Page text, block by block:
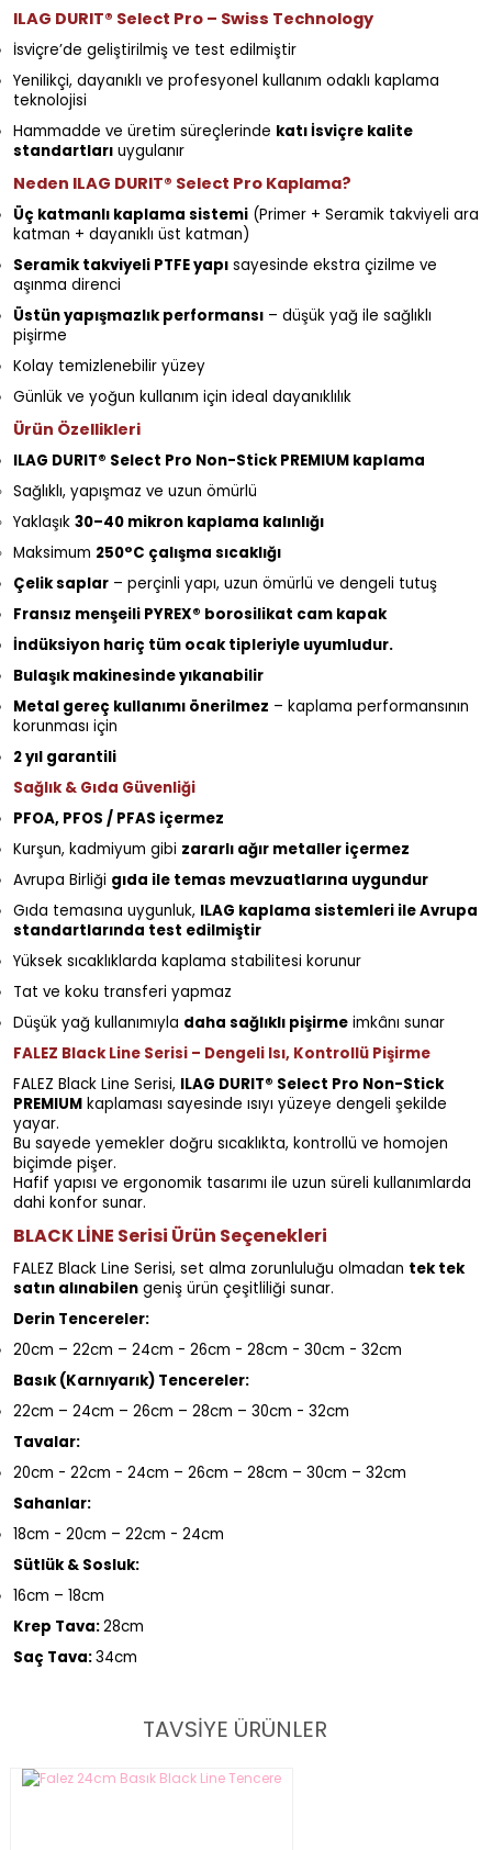
ILAG DURIT® Select Pro – Swiss Technology
İsviçre’de geliştirilmiş ve test edilmiştir
Yenilikçi, dayanıklı ve profesyonel kullanım odaklı kaplama
teknolojisi
Hammadde ve üretim süreçlerinde katı İsviçre kalite
standartları uygulanır
Neden ILAG DURIT® Select Pro Kaplama?
Üç katmanlı kaplama sistemi (Primer + Seramik takviyeli ara
katman + dayanıklı üst katman)
Seramik takviyeli PTFE yapı sayesinde ekstra çizilme ve
aşınma direnci
Üstün yapışmazlık performansı – düşük yağ ile sağlıklı
pişirme
Kolay temizlenebilir yüzey
Günlük ve yoğun kullanım için ideal dayanıklılık
Ürün Özellikleri
ILAG DURIT® Select Pro Non-Stick PREMIUM kaplama
Sağlıklı, yapışmaz ve uzun ömürlü
Yaklaşık 30–40 mikron kaplama kalınlığı
Maksimum 250°C çalışma sıcaklığı
Çelik saplar – perçinli yapı, uzun ömürlü ve dengeli tutuş
Fransız menşeili PYREX® borosilikat cam kapak
İndüksiyon hariç tüm ocak tipleriyle uyumludur.
Bulaşık makinesinde yıkanabilir
Metal gereç kullanımı önerilmez – kaplama performansının
korunması için
2 yıl garantili
Sağlık & Gıda Güvenliği
PFOA, PFOS / PFAS içermez
Kurşun, kadmiyum gibi zararlı ağır metaller içermez
Avrupa Birliği gıda ile temas mevzuatlarına uygundur
Gıda temasına uygunluk, ILAG kaplama sistemleri ile Avrupa
standartlarında test edilmiştir
Yüksek sıcaklıklarda kaplama stabilitesi korunur
Tat ve koku transferi yapmaz
Düşük yağ kullanımıyla daha sağlıklı pişirme imkânı sunar
FALEZ Black Line Serisi – Dengeli Isı, Kontrollü Pişirme
FALEZ Black Line Serisi, ILAG DURIT® Select Pro Non-Stick
PREMIUM kaplaması sayesinde ısıyı yüzeye dengeli şekilde
yayar.
Bu sayede yemekler doğru sıcaklıkta, kontrollü ve homojen
biçimde pişer.
Hafif yapısı ve ergonomik tasarımı ile uzun süreli kullanımlarda
dahi konfor sunar.
BLACK LİNE Serisi Ürün Seçenekleri
FALEZ Black Line Serisi, set alma zorunluluğu olmadan tek tek
satın alınabilen geniş ürün çeşitliliği sunar.
Derin Tencereler:
20cm – 22cm – 24cm - 26cm - 28cm - 30cm - 32cm
Basık (Karnıyarık) Tencereler:
22cm – 24cm – 26cm – 28cm – 30cm - 32cm
Tavalar:
20cm - 22cm - 24cm – 26cm – 28cm – 30cm – 32cm
Sahanlar:
18cm - 20cm – 22cm - 24cm
Sütlük & Sosluk:
16cm – 18cm
Krep Tava:28cm
Saç Tava:34cm
TAVSİYE ÜRÜNLER